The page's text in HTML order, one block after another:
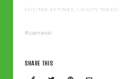
(VISITED 25 TIMES, 1 VISITS TODAY)
carnaval
SHARE THIS